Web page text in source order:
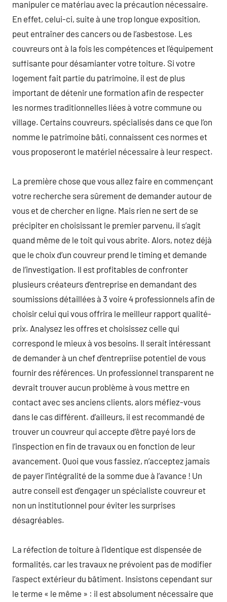
manipuler ce matériau avec la précaution nécessaire.
En effet, celui-ci, suite à une trop longue exposition,
peut entraîner des cancers ou de l’asbestose. Les
couvreurs ont à la fois les compétences et l’équipement
suffisante pour désamianter votre toiture. Si votre
logement fait partie du patrimoine, il est de plus
important de détenir une formation afin de respecter
les normes traditionnelles liées à votre commune ou
village. Certains couvreurs, spécialisés dans ce que l’on
nomme le patrimoine bâti, connaissent ces normes et
vous proposeront le matériel nécessaire à leur respect.
La première chose que vous allez faire en commençant
votre recherche sera sûrement de demander autour de
vous et de chercher en ligne. Mais rien ne sert de se
précipiter en choisissant le premier parvenu, il s’agit
quand même de le toit qui vous abrite. Alors, notez déjà
que le choix d’un couvreur prend le timing et demande
de l’investigation. Il est profitables de confronter
plusieurs créateurs d’entreprise en demandant des
soumissions détaillées à 3 voire 4 professionnels afin de
choisir celui qui vous offrira le meilleur rapport qualité-
prix. Analysez les offres et choisissez celle qui
correspond le mieux à vos besoins. Il serait intéressant
de demander à un chef d’entrepriise potentiel de vous
fournir des références. Un professionnel transparent ne
devrait trouver aucun problème à vous mettre en
contact avec ses anciens clients, alors méfiez-vous
dans le cas différent. d’ailleurs, il est recommandé de
trouver un couvreur qui accepte d’être payé lors de
l’inspection en fin de travaux ou en fonction de leur
avancement. Quoi que vous fassiez, n’acceptez jamais
de payer l’intégralité de la somme due à l’avance ! Un
autre conseil est d’engager un spécialiste couvreur et
non un institutionnel pour éviter les surprises
désagréables.
La réfection de toiture à l’identique est dispensée de
formalités, car les travaux ne prévoient pas de modifier
l’aspect extérieur du bâtiment. Insistons cependant sur
le terme « le même » : il est absolument nécessaire que